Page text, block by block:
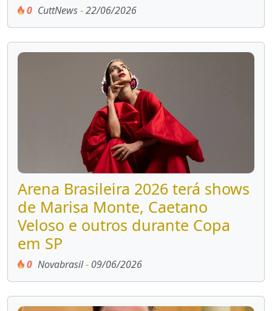
0 CuttNews-22/06/2026
Arena Brasileira 2026 terá shows
de Marisa Monte, Caetano
Veloso e outros durante Copa
em SP
0 Novabrasil- 09/06/2026